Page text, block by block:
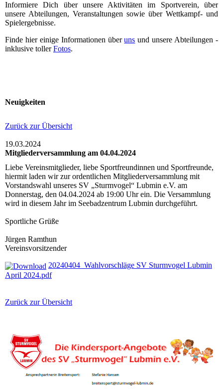
Informiere Dich über unsere Aktivitäten im Sportverein, über
unsere Abteilungen, Veranstaltungen sowie über Wettkampf- und
Spielergebnisse.
Finde hier einige Informationen überuns und unsere Abteilungen -
inklusive tollerFotos.
Neuigkeiten
Zurück zur Übersicht
19.03.2024
Mitgliederversammlung am 04.04.2024
Liebe Vereinsmitglieder, liebe Sportfreundinnen und Sportfreunde,
hiermit laden wir zur ordentlichen Mitgliederversammlung mit
Vorstandswahl unseres SV „Sturmvogel“ Lubmin e.V. am
Donnerstag, den 04.04.2024 ab 19:00 Uhr ein. Die Versammlung
wird in diesem Jahr im Seebadzentrum Lubmin durchgeführt.
Sportliche Grüße
Jürgen Ramthun
Vereinsvorsitzender
20240404_Wahlvorschläge SV Sturmvogel Lubmin
April 2024.pdf
Zurück zur Übersicht